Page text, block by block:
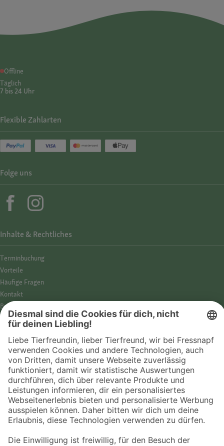
Offline
Täglich
7 bis 24 Uhr
Inhalte & Rechtliches
Termin­buchung
Vorteile
Häufige Fragen
Kontakt
Barrierefreiheit
Impressum
Datenschutz­hinweise
Cookies
AGB
Entdecke Fressnapf
Tierversicherung
GPS-Tracker
Fressnapf Salon
Online-Shop
Flexible Zahlarten
Folge uns